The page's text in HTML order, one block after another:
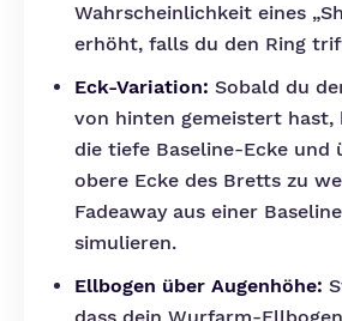
Wahrscheinlichkeit eines
erhöht, falls du den Ring
Eck-Variation: Sobald du
von hinten gemeistert hast,
die tiefe Baseline-Ecke und
obere Ecke des Bretts zu
Fadeaway aus einer
simulieren.
Ellbogen über Augenhöhe: